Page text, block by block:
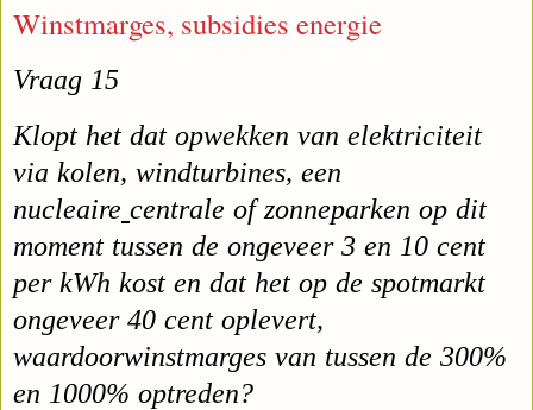
Winstmarges, subsidies energie
Vraag 15
Klopt het dat opwekken van elektriciteit
via kolen, windturbines, een
nucleaire centrale of zonneparken op dit
moment tussen de ongeveer 3 en 10 cent
per kWh kost en dat het op de spotmarkt
ongeveer 40 cent oplevert,
waardoorwinstmarges van tussen de 300%
en 1000% optreden?